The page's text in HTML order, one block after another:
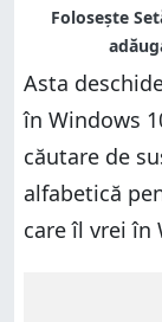
Asta
în Windows
căutare de
alfabetică
care îl vrei în